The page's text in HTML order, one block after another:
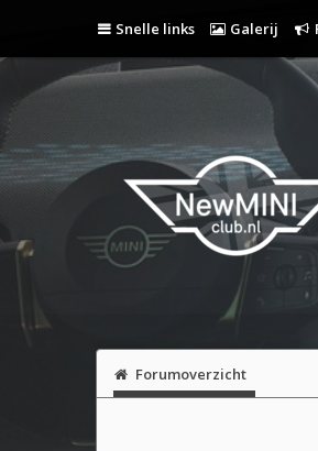
Snelle links Galerij
Forumoverzicht